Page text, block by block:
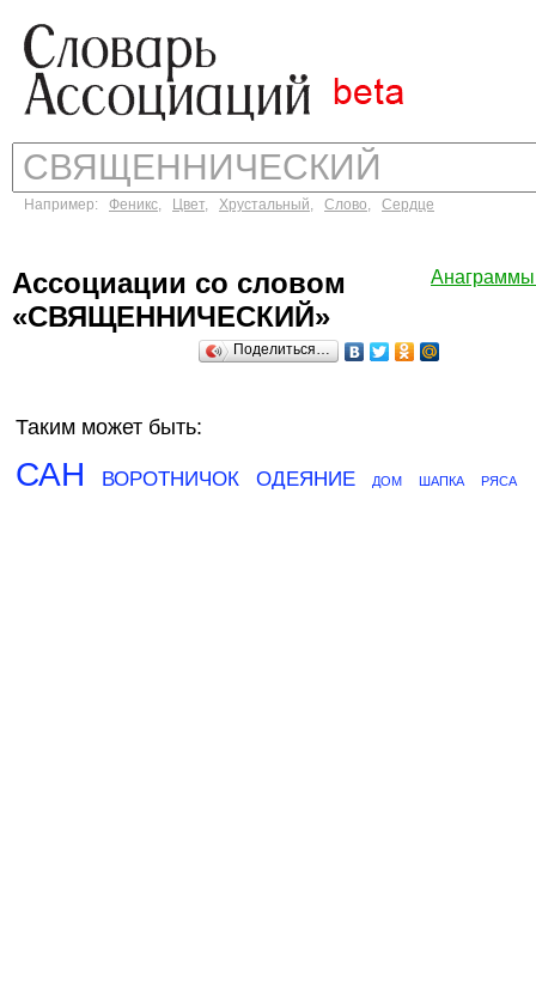
Например: Феникс, Цвет, Хрустальный, Слово, Сердце
Ассоциации со словом
«СВЯЩЕННИЧЕСКИЙ»
Поделиться…
Таким может быть:
САН ВОРОТНИЧОК ОДЕЯНИЕ ДОМ ШАПКА РЯСА